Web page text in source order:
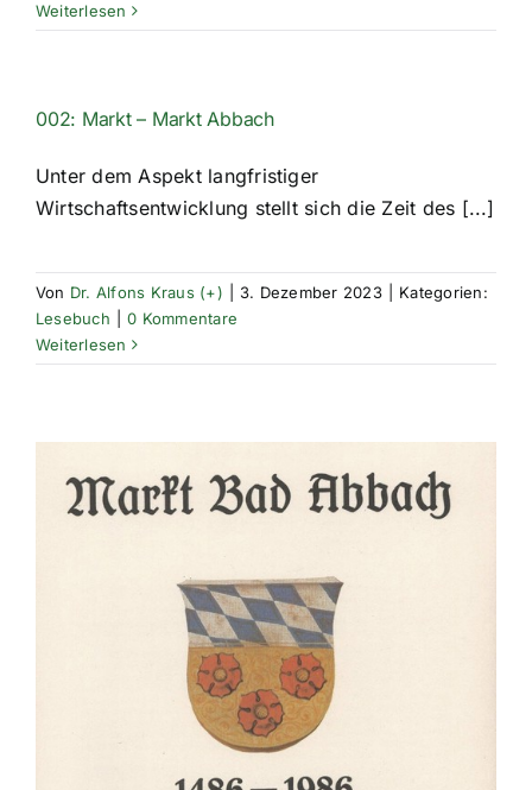
Weiterlesen
002: Markt – Markt Abbach
Unter dem Aspekt langfristiger
Wirtschaftsentwicklung stellt sich die Zeit des [...]
Von Dr. Alfons Kraus (+) 3. Dezember 2023
Kategorien:
Lesebuch
0 Kommentare
Weiterlesen